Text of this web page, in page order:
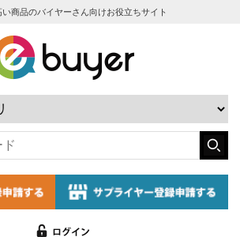
商品のバイヤーさん向けお役立ちサイト